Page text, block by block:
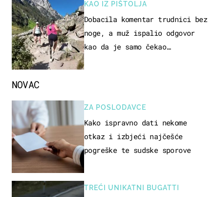
KAO IZ PIŠTOLJA
Dobacila komentar trudnici bez
noge, a muž ispalio odgovor
kao da je samo čekao…
NOVAC
ZA POSLODAVCE
Kako ispravno dati nekome
otkaz i izbjeći najčešće
pogreške te sudske sporove
TREĆI UNIKATNI BUGATTI